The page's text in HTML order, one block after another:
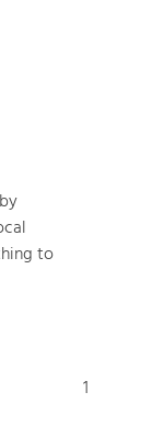
to
1